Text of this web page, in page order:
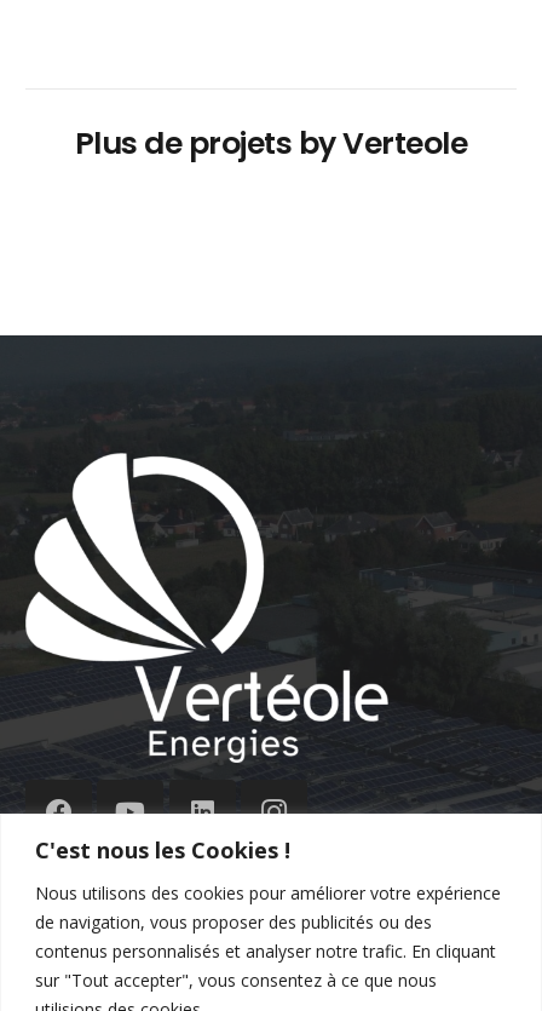
C'est nous les Cookies !
Nous utilisons des cookies pour améliorer votre expérience
de navigation, vous proposer des publicités ou des
contenus personnalisés et analyser notre trafic. En cliquant
sur "Tout accepter", vous consentez à ce que nous
Plus de projets by Verteole
Contact
commercial@verteole.com